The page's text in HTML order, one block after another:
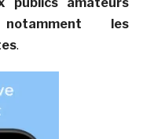
notamment les
.